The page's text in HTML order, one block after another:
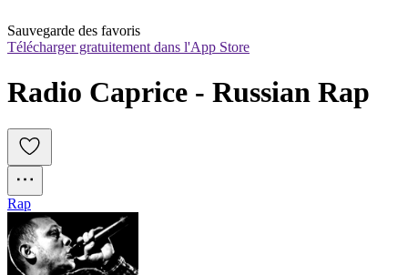
Sauvegarde des favoris
Télécharger gratuitement dans l'App Store
Radio Caprice - Russian Rap
Rap